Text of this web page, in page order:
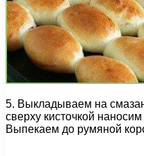
5. Выкладываем на
сверху кисточкой
Выпекаем до румяной